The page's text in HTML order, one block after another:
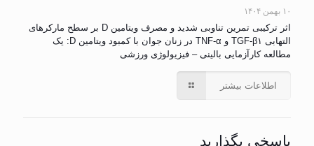
۱۰ بهمن ۱۴۰۴
اثر ترکیبی تمرین تناوبی شدید و مصرف ویتامین D بر سطح مارکرهای
التهابی TGF-β۱ و TNF-α در زنان جوان با کمبود ویتامین D: یک
مطالعه کارآزمایی بالینی – فیزیولوژی ورزشی
اطلاعات بیشتر
پاسخی بگذارید